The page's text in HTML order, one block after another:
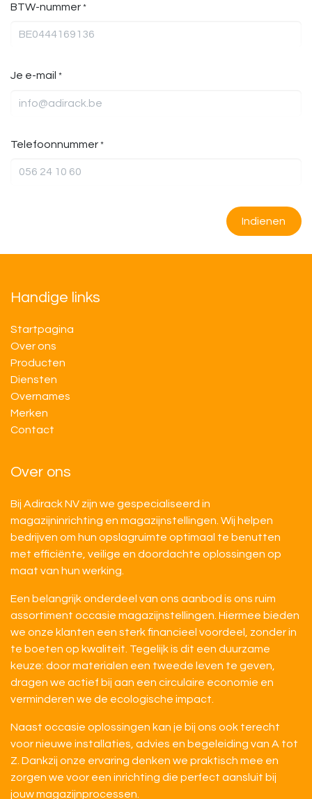
BTW-nummer *
Je e-mail *
Telefoonnummer *
Indienen
Handige links
Startpagina
Over ons
Producten
Diensten
Overnames
M​​erken
Contact
Over ons
Bij Adirack NV zijn we gespecialiseerd in
magazijninrichting en magazijnstellingen. Wij helpen
bedrijven om hun opslagruimte optimaal te benutten
met efficiënte, veilige en doordachte oplossingen op
maat van hun werking.
Een belangrijk onderdeel van ons aanbod is ons ruim
assortiment occasie magazijnstellingen. Hiermee bieden
we onze klanten een sterk financieel voordeel, zonder in
te boeten op kwaliteit. Tegelijk is dit een duurzame
keuze: door materialen een tweede leven te geven,
dragen we actief bij aan een circulaire economie en
verminderen we de ecologische impact.
Naast occasie oplossingen kan je bij ons ook terecht
voor nieuwe installaties, advies en begeleiding van A tot
Z. Dankzij onze ervaring denken we praktisch mee en
zorgen we voor een inrichting die perfect aansluit bij
jouw magazijnprocessen.